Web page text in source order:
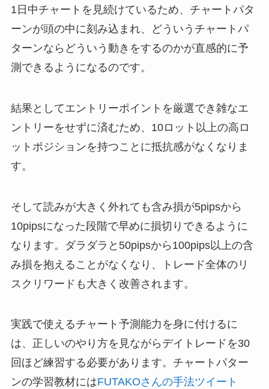
1日中チャートを見続けているため、チャートパタ
ーンが頭の中に刻み込まれ、どういうチャートパ
ターンならどういう動きをするのかが直感的に予
測できるようになるのです。
結果としてエントリーポイントを厳選でき雑なエ
ントリーをせずに済むため、10ロット以上の高ロ
ットポジションを持つことに抵抗感がなくなりま
す。
そして読みが大きく外れても含み損が5pipsから
10pipsになった段階で早めに損切りできるように
なります。ダラダラと50pipsから100pips以上の含
み損を抱えることがなくなり、トレード全体のリ
スクリワードも大きく改善されます。
実践で使えるチャート予測能力を身に付けるに
は、正しいのやり方を見ながらデイトレードを30
回ほど練習する必要があります。チャートパター
ンの学習教材にはFUTAKOさんの手法ツイート